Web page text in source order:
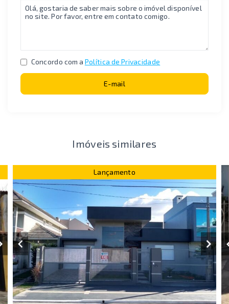
Concordo com a Política de Privacidade
E-mail
Imóveis similares
Lançamento